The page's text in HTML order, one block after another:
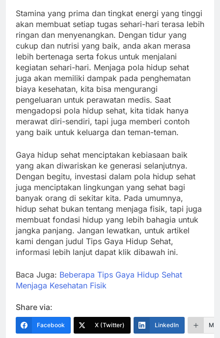
Stamina yang prima dan tingkat energi yang tinggi
akan membuat setiap tugas sehari-hari terasa lebih
ringan dan menyenangkan. Dengan tidur yang
cukup dan nutrisi yang baik, anda akan merasa
lebih bertenaga serta fokus untuk menjalani
kegiatan sehari-hari. Menjaga pola hidup sehat
juga akan memiliki dampak pada penghematan
biaya kesehatan, kita bisa mengurangi
pengeluaran untuk perawatan medis. Saat
mengadopsi pola hidup sehat, kita tidak hanya
merawat diri-sendiri, tapi juga memberi contoh
yang baik untuk keluarga dan teman-teman.
Gaya hidup sehat menciptakan kebiasaan baik
yang akan diwariskan ke generasi selanjutnya.
Dengan begitu, investasi dalam pola hidup sehat
juga menciptakan lingkungan yang sehat bagi
banyak orang di sekitar kita. Pada umumnya,
hidup sehat bukan tentang menjaga fisik, tapi juga
membuat fondasi hidup yang lebih bahagia untuk
jangka panjang. Jangan lewatkan, untuk artikel
kami dengan judul Tips Gaya Hidup Sehat,
informasi lebih lanjut dapat klik dibawah ini.
Baca Juga: Beberapa Tips Gaya Hidup Sehat
Menjaga Kesehatan Fisik
Share via:
Facebook X (Twitter) LinkedIn